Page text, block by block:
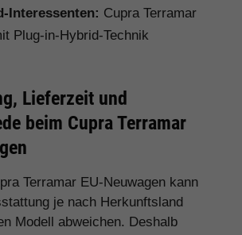
Interessenten: Cupra Terramar
Plug-in-Hybrid-Technik
Lieferzeit und
beim Cupra Terramar
Terramar EU-Neuwagen kann
je nach Herkunftsland
Modell abweichen. Deshalb